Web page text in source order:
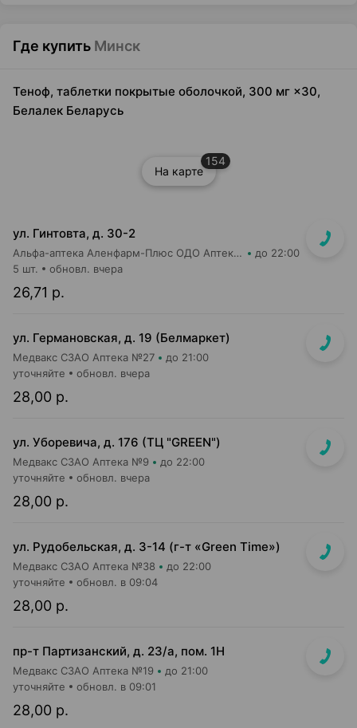
Где купить Минск
Теноф, таблетки покрытые оболочкой, 300 мг ×30,
Белалек Беларусь
На карте
154
ул. Гинтовта, д. 30-2
Альфа-аптека Аленфарм-Плюс ОДО Аптека №16 до 22:00
26,71 р.
5 шт. обновл. вчера
ул. Германовская, д. 19 (Белмаркет)
Медвакс СЗАО Аптека №27 до 21:00
28,00 р.
уточняйте обновл. вчера
ул. Уборевича, д. 176 (ТЦ "GREEN")
Медвакс СЗАО Аптека №9 до 22:00
28,00 р.
уточняйте обновл. вчера
ул. Рудобельская, д. 3-14 (г-т «Green Time»)
Медвакс СЗАО Аптека №38 до 22:00
28,00 р.
уточняйте обновл. в 09:04
пр-т Партизанский, д. 23/а, пом. 1Н
Медвакс СЗАО Аптека №19 до 21:00
28,00 р.
уточняйте обновл. в 09:01